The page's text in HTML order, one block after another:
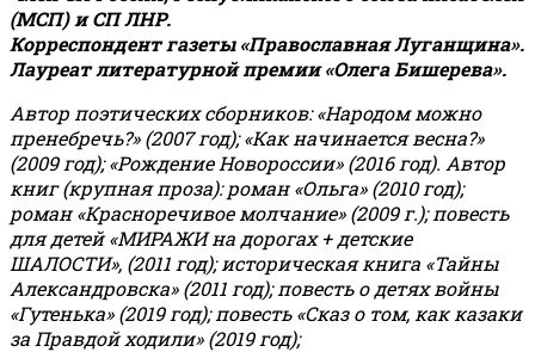
(МСП) и СП ЛНР.
Корреспондент газеты «Православная Луганщина».
Лауреат литературной премии «Олега Бишерева».
Автор поэтических сборников: «Народом можно
пренебречь?» (2007 год); «Как начинается весна?»
(2009 год); «Рождение Новороссии» (2016 год). Автор
книг (крупная проза): роман «Ольга» (2010 год);
роман «Красноречивое молчание» (2009 г.); повесть
для детей «МИРАЖИ на дорогах + детские
ШАЛОСТИ», (2011 год); историческая книга «Тайны
Александровска» (2011 год); повесть о детях войны
«Гутенька» (2019 год); повесть «Сказ о том, как казаки
за Правдой ходили» (2019 год);